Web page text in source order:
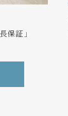
保証」